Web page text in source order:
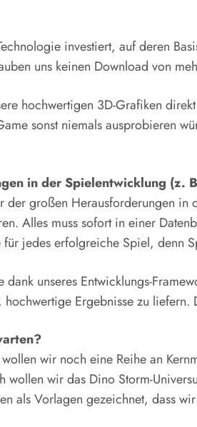
investiert, auf deren
uns keinen Download von
hochwertigen 3D-Grafiken
sonst niemals ausprobieren
in der Spielentwicklung (z.
großen Herausforderungen
Alles muss sofort in einer
jedes erfolgreiche Spiel, denn
unseres Entwicklungs-
Ergebnisse zu
wir noch eine Reihe an
wir das Dino Storm-
als Vorlagen gezeichnet, dass